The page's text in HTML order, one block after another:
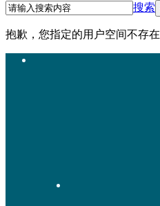
搜索
抱歉，您指定的用户空间不存在